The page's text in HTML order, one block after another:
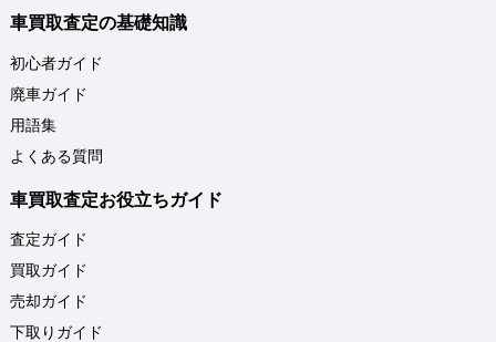
車買取査定の基礎知識
初心者ガイド
廃車ガイド
用語集
よくある質問
車買取査定お役立ちガイド
査定ガイド
買取ガイド
売却ガイド
下取りガイド